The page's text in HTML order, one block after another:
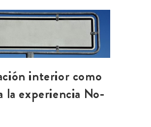
interior como
la experiencia No-